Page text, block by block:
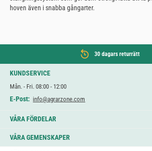
hoven även i snabba gångarter.
30 dagars returrätt
KUNDSERVICE
Mån. - Fri. 08:00 - 12:00
E-Post: info@agrarzone.com
VÅRA FÖRDELAR
VÅRA GEMENSKAPER